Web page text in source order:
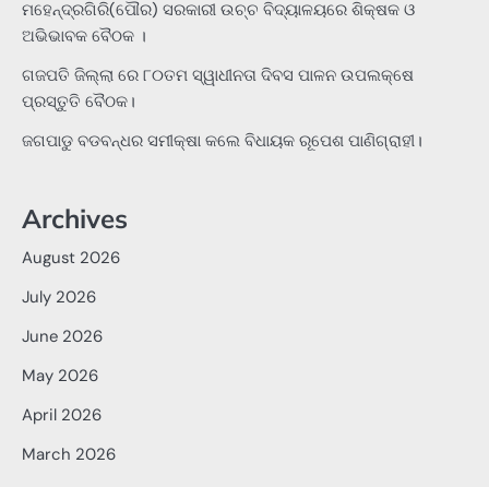
ମହେନ୍ଦ୍ରଗିରି(ପୌର) ସରକାରୀ ଉଚ୍ଚ ବିଦ୍ୟାଳୟରେ ଶିକ୍ଷକ ଓ
ଅଭିଭାବକ ବୈଠକ ।
ଗଜପତି ଜିଲ୍ଲା ରେ ୮୦ତମ ସ୍ୱାଧୀନତା ଦିବସ ପାଳନ ଉପଲକ୍ଷେ
ପ୍ରସ୍ତୁତି ବୈଠକ।
ଜଗପାଡୁ ବଡବନ୍ଧର ସମୀକ୍ଷା କଲେ ବିଧାୟକ ରୂପେଶ ପାଣିଗ୍ରାହୀ।
Archives
August 2026
July 2026
June 2026
May 2026
April 2026
March 2026